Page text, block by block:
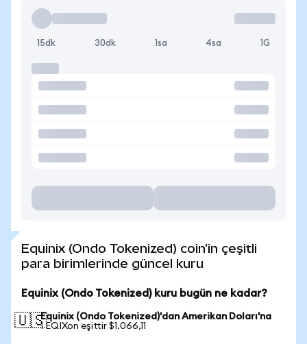
15dk 30dk 1sa 4sa 1G
Equinix (Ondo Tokenized) coin'in çeşitli
para birimlerinde güncel kuru
Equinix (Ondo Tokenized) kuru bugün ne kadar?
🇺🇸Equinix (Ondo Tokenized)'dan Amerikan Doları'na
1 EQIXon eşittir $1.066,11